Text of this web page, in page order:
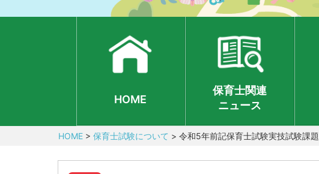
HOME
保育士関連
ニュース
HOME > 保育士試験について > 令和5年前記保育士試験実技試験課題